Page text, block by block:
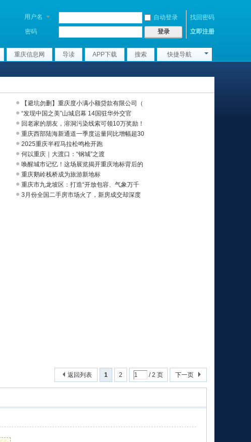
用户名 自动登录
找回密码
密码
登录 立即注册
重庆信息网 导读 APP下载 搜索 快捷导航
【避坑勿删】重庆度小满小额贷款有限公司（
“发现中国之美”山城启幕 14国驻华外交官
回老家的朋友，溶洞污染线索可领10万奖励！
重庆西部陆海新通道一季度运量同比增幅超30
2025重庆半程马拉松鸣枪开跑
何以重庆｜大渡口：“钢城”之渡
唤醒城市记忆！这场展览揭开重庆地标背后的
重庆鹅岭栈桥成为旅游新地标
重庆市九龙坡区：打造“开放包容、气象万千
3月份全国二手房市场火了，新房成交却深度
1 2 / 2 页 下一页
返回列表